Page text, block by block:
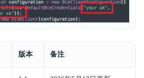
版本 备注